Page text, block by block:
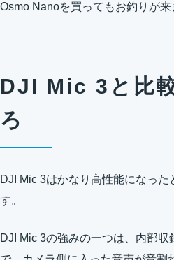
Osmo Nanoを買ってもお釣りが来
DJI Mic 3と比
ろ
DJI Mic 3はかなり高性能になっ
す。
DJI Mic 3の強みの一つは、内部